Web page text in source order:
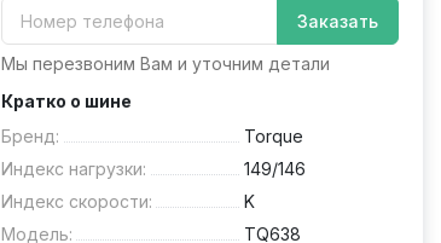
Заказать
Мы перезвоним Вам и уточним детали
Кратко о шине
Бренд:
Torque
Индекс нагрузки:
149/146
Индекс скорости:
K
Модель:
TQ638